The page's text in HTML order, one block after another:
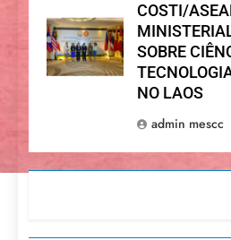
COSTI/
SOBRE
NO LAOS
admin mescc